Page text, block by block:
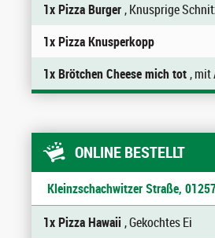
1x Pizza Burger, Knusprige
1x Pizza Knusperkopp
1x Brötchen Cheese mich tot, mit
ONLINE BESTELLT
Kleinzschachwitzer Straße,
1x Pizza Hawaii , Gekochtes Ei